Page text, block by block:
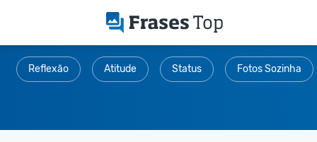
Reflexão Atitude Status Fotos Sozinha